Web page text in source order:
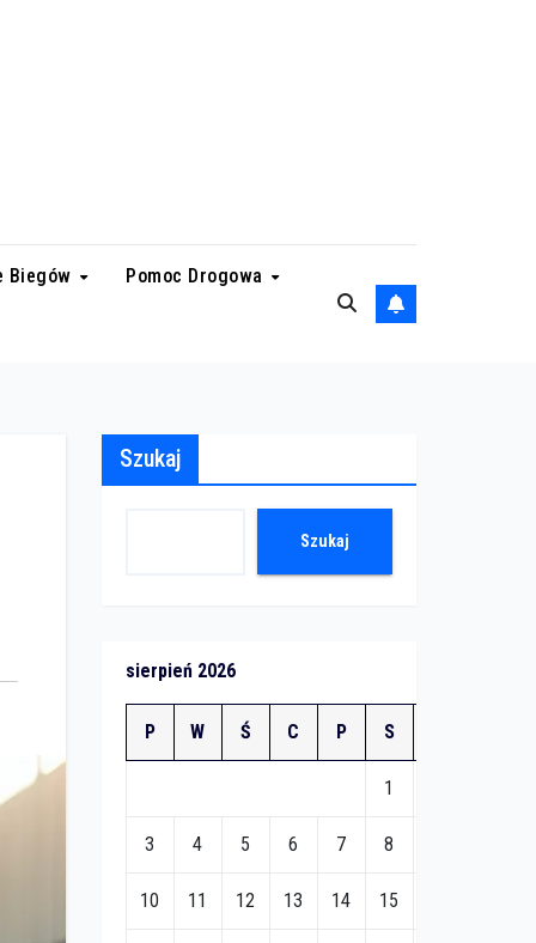
Biegów Pomoc Drogowa
Szukaj
Szukaj
sierpień 2026
P W Ś C P S
1
3 4 5 6 7 8
10 11 12 13 14 15